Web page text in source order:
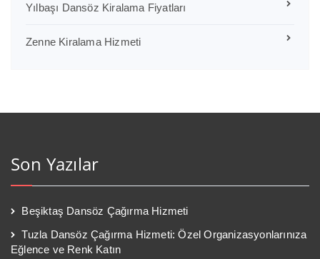
Yılbaşı Dansöz Kiralama Fiyatları
Zenne Kiralama Hizmeti
Son Yazılar
Beşiktaş Dansöz Çağırma Hizmeti
Tuzla Dansöz Çağırma Hizmeti: Özel Organizasyonlarınıza
Eğlence ve Renk Katın